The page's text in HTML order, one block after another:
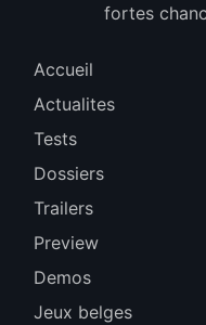
fortes
Accueil
Actualites
Tests
Dossiers
Trailers
Preview
Demos
Jeux belges